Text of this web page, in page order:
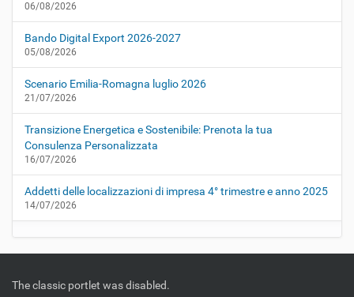
06/08/2026
Bando Digital Export 2026-2027
05/08/2026
Scenario Emilia-Romagna luglio 2026
21/07/2026
Transizione Energetica e Sostenibile: Prenota la tua
Consulenza Personalizzata
16/07/2026
Addetti delle localizzazioni di impresa 4° trimestre e anno 2025
14/07/2026
The classic portlet was disabled.